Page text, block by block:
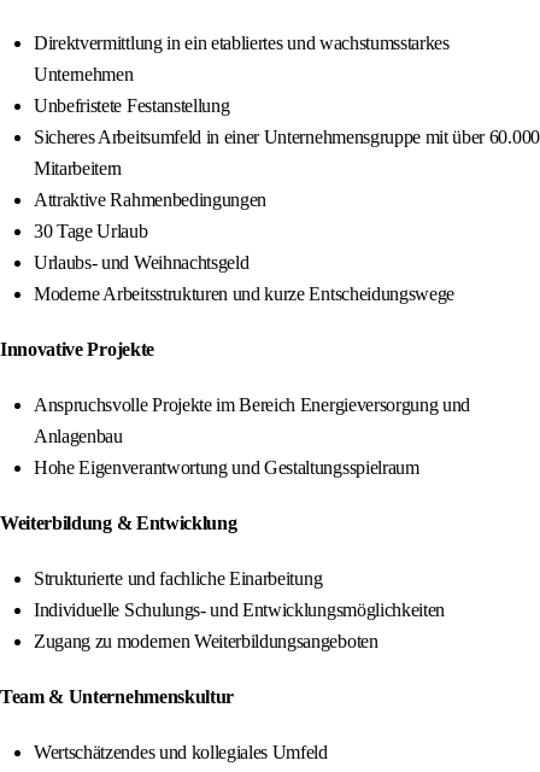
Direktvermittlung in ein etabliertes und wachstumsstarkes
Unternehmen
Unbefristete Festanstellung
Sicheres Arbeitsumfeld in einer Unternehmensgruppe mit über 60.000
Mitarbeitern
Attraktive Rahmenbedingungen
30 Tage Urlaub
Urlaubs- und Weihnachtsgeld
Moderne Arbeitsstrukturen und kurze Entscheidungswege
Innovative Projekte
Anspruchsvolle Projekte im Bereich Energieversorgung und
Anlagenbau
Hohe Eigenverantwortung und Gestaltungsspielraum
Weiterbildung & Entwicklung
Strukturierte und fachliche Einarbeitung
Individuelle Schulungs- und Entwicklungsmöglichkeiten
Zugang zu modernen Weiterbildungsangeboten
Team & Unternehmenskultur
Wertschätzendes und kollegiales Umfeld